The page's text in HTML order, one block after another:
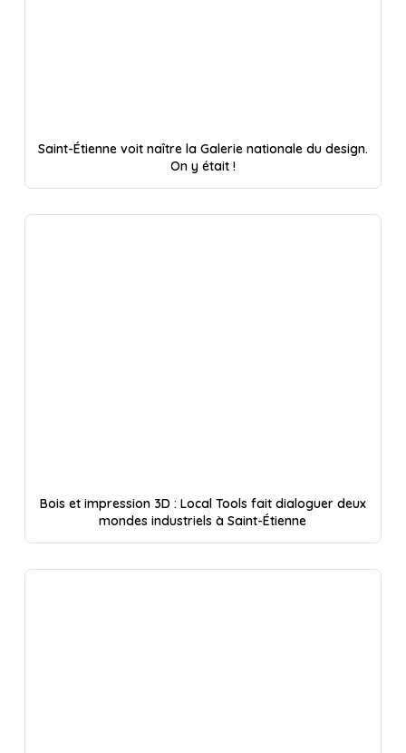
Saint-Étienne voit naître la Galerie nationale du design.
On y était !
Bois et impression 3D : Local Tools fait dialoguer deux
mondes industriels à Saint-Étienne